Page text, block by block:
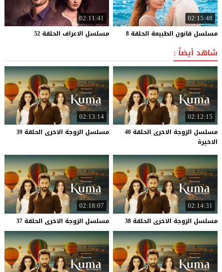
02:15:48
مسلسل قانون الطبيعة الحلقة 8
02:11:41
مسلسل الاعراف الحلقة 52
شاهد أيضاً :
02:12:15
مسلسل الزوجة الاخرى الحلقة 40
الاخيرة
02:13:14
مسلسل الزوجة الاخرى الحلقة 39
02:14:31
مسلسل الزوجة الاخرى الحلقة 38
02:18:07
مسلسل الزوجة الاخرى الحلقة 37